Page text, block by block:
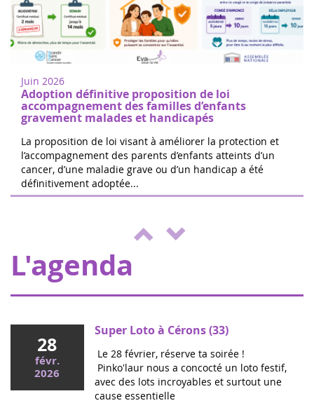
Juin 2026
Adoption définitive proposition de loi
accompagnement des familles d’enfants
gravement malades et handicapés
La proposition de loi visant à améliorer la protection et
l’accompagnement des parents d’enfants atteints d’un
cancer, d’une maladie grave ou d’un handicap a été
définitivement adoptée...
L'agenda
18
juin
2022
Femmes de coeur à Nogent sur
Oise
Marchez ou courez pour soutenir la
Paris.Inscription gratuite sur place. ...
04
Les 24h de Boissy le Cutté
L'équipe de Running Pour L'espoir
d'animations au profit d'Eva pour la vie et
de l'ENVOL, pour soutenir les enfants m...
28
févr.
2026
Super Loto à Cérons (33)
Le 28 février, réserve ta soirée !
Pinko'laur nous a concocté un loto festif,
avec des lots incroyables et surtout une
cause essentielle